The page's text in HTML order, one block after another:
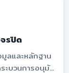
รปิด
ลและหลักฐาน
ะบวนการอนุมัติ